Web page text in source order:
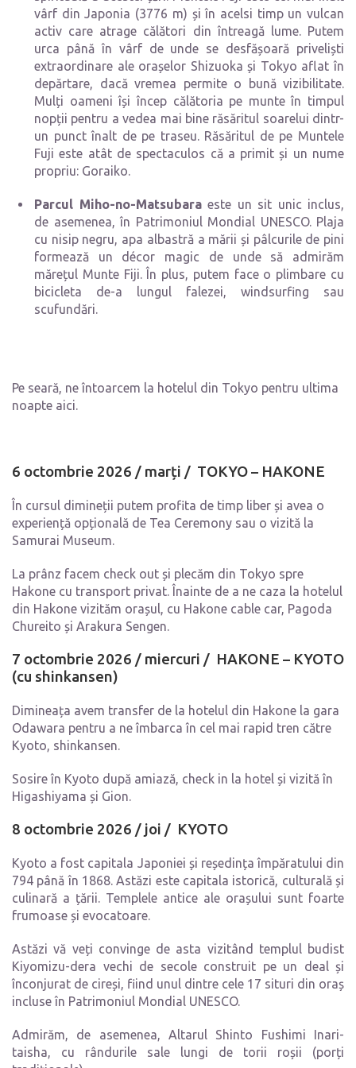
vârf din Japonia (3776 m) și în acelsi timp un vulcan
activ care atrage călători din întreagă lume. Putem
urca până în vârf de unde se desfășoară priveliști
extraordinare ale orașelor Shizuoka și Tokyo aflat în
depărtare, dacă vremea permite o bună vizibilitate.
Mulți oameni își încep călătoria pe munte în timpul
nopții pentru a vedea mai bine răsăritul soarelui dintr-
un punct înalt de pe traseu. Răsăritul de pe Muntele
Fuji este atât de spectaculos că a primit și un nume
propriu: Goraiko.
Parcul Miho-no-Matsubaraeste un sit unic inclus,
de asemenea, în Patrimoniul Mondial UNESCO. Plaja
cu nisip negru, apa albastră a mării și pâlcurile de pini
formează un décor magic de unde să admirăm
mărețul Munte Fiji. În plus, putem face o plimbare cu
bicicleta de-a lungul falezei, windsurfing sau
scufundări.
Pe seară, ne întoarcem la hotelul din Tokyo pentru ultima
noapte aici.
6 octombrie 2026 / marți / TOKYO – HAKONE
În cursul dimineții putem profita de timp liber și avea o
experiență opțională de Tea Ceremony sau o vizită la
Samurai Museum.
La prânz facem check out și plecăm din Tokyo spre
Hakone cu transport privat. Înainte de a ne caza la hotelul
din Hakone vizităm orașul, cu Hakone cable car, Pagoda
Chureito și Arakura Sengen.
7 octombrie 2026 / miercuri / HAKONE – KYOTO
(cu shinkansen)
Dimineața avem transfer de la hotelul din Hakone la gara
Odawara pentru a ne îmbarca în cel mai rapid tren către
Kyoto, shinkansen.
Sosire în Kyoto după amiază, check in la hotel și vizită în
Higashiyama și Gion.
8 octombrie 2026 / joi / KYOTO
Kyoto a fost capitala Japoniei și reședința împăratului din
794 până în 1868. Astăzi este capitala istorică, culturală și
culinară a țării. Templele antice ale orașului sunt foarte
frumoase și evocatoare.
Astăzi vă veți convinge de asta vizitând templul budist
Kiyomizu-dera vechi de secole construit pe un deal și
înconjurat de cireși, fiind unul dintre cele 17 situri din oraș
incluse în Patrimoniul Mondial UNESCO.
Admirăm, de asemenea, Altarul Shinto Fushimi Inari-
taisha, cu rândurile sale lungi de torii roșii (porți